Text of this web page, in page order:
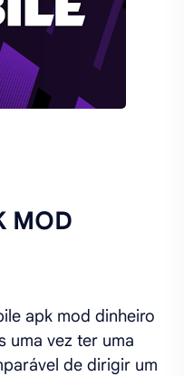
MOD
apk mod dinheiro
uma vez ter uma
de dirigir um